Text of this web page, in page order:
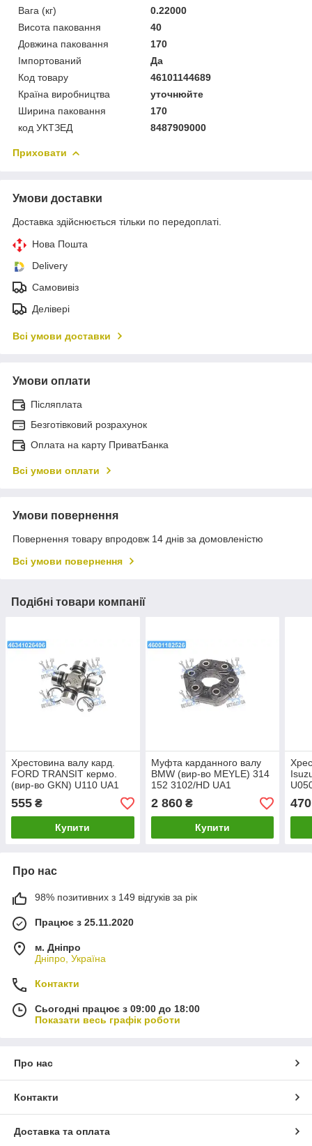
Вага (кг)
0.22000
Висота паковання
40
Довжина паковання
170
Імпортований
Да
Код товару
46101144689
Країна виробництва
уточнюйте
Ширина паковання
170
код УКТЗЕД
8487909000
Приховати
Умови доставки
Доставка здійснюється тільки по передоплаті.
Нова Пошта
Delivery
Самовивіз
Делівері
Всі умови доставки
Умови оплати
Післяплата
Безготівковий розрахунок
Оплата на карту ПриватБанка
Всі умови оплати
Умови повернення
Повернення товару впродовж 14 днів за домовленістю
Всі умови повернення
Подібні товари компанії
Хрестовина валу кард.
FORD TRANSIT кермо.
(вир-во GKN) U110 UA1
555 ₴
Купити
Муфта карданного валу
BMW (вир-во MEYLE) 314
152 3102/HD UA1
2 860₴
Купити
470
Про нас
98% позитивних з 149 відгуків за рік
Працює з 25.11.2020
м. Дніпро
Дніпро, Україна
Контакти
Сьогодні працює з 09:00 до 18:00
Показати весь графік роботи
Про нас
Контакти
Доставка та оплата